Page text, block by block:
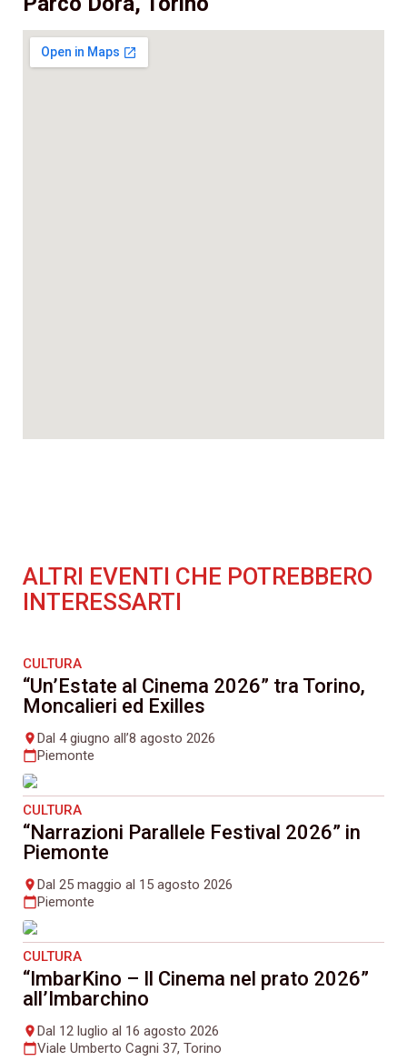
ALTRI EVENTI CHE POTREBBERO
INTERESSARTI
CULTURA
“Un’Estate al Cinema 2026” tra Torino,
Moncalieri ed Exilles
placeDal 4 giugno all’8 agosto 2026
calendar_todayPiemonte
CULTURA
“Narrazioni Parallele Festival 2026” in
Piemonte
placeDal 25 maggio al 15 agosto 2026
calendar_todayPiemonte
CULTURA
“ImbarKino – Il Cinema nel prato 2026”
all’Imbarchino
placeDal 12 luglio al 16 agosto 2026
calendar_todayViale Umberto Cagni 37, Torino